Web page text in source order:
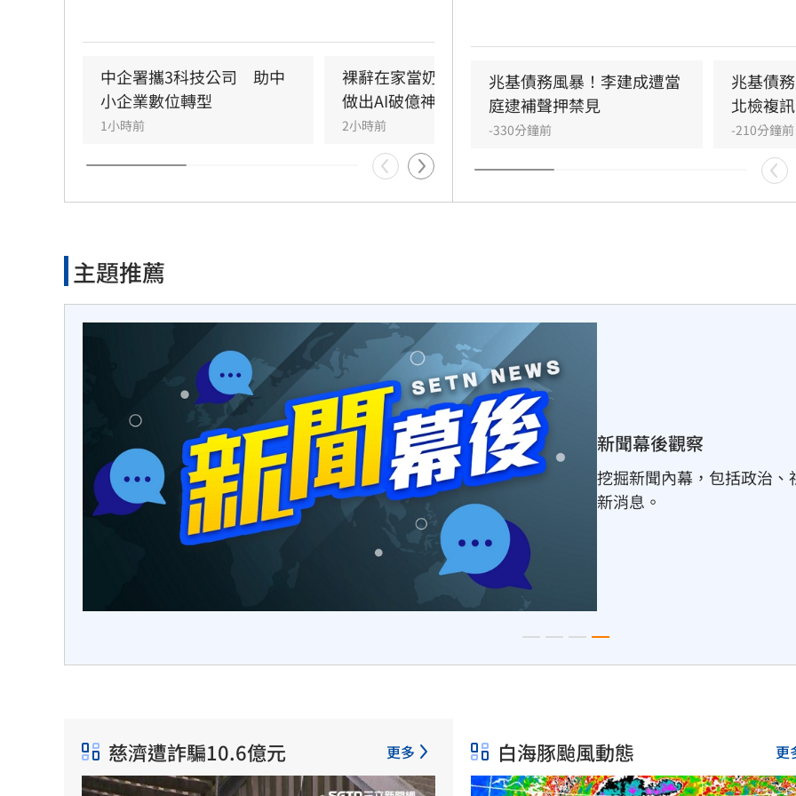
鏡頭直接從角色雙腿之間低角度直視裙底，被指帶
有強烈的偷窺暗示，導致原本備受期待的AI技術創
新慘遭好評翻車。
中企署攜3科技公司　助中
小企業數位轉型
1小時前
裸辭在家當奶爸　他砸百萬
做出AI破億神劇
2小時前
AI Assistant全方位媒體能
力！培訓最前線
付前妻開銷，涉犯侵占與背信罪，檢方複訊後
當庭逮捕並聲押禁見。林佑任則以200萬元交
此外，宏碁集團因發現兆基內部管理缺失，宣
人代表李文詳辭去兆基董事長職務。
兆基債務風暴！李建成遭當
庭逮補聲押禁見
-330分鐘前
兆基債
北檢複訊
-210分鐘前
主題推薦
白海豚颱風動態
白海豚逐漸由日韓上空的
計週五穿越日本沖繩後，移
慈濟遭詐騙10.6億元 更多 白海豚颱風動態 更